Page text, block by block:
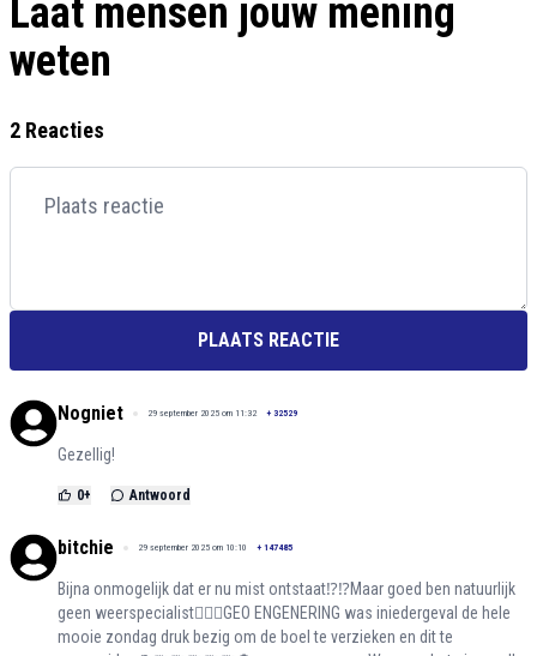
Laat mensen jouw mening
weten
2 Reacties
PLAATS REACTIE
Nogniet 29 september 2025 om 11:32 + 32529
Gezellig!
0+ Antwoord
bitchie 29 september 2025 om 10:10 + 147485
Bijna onmogelijk dat er nu mist ontstaat⁉️⁉️Maar goed ben natuurlijk
geen weerspecialist🤷🏻‍♀️GEO ENGENERING was iniedergeval de hele
mooie zondag druk bezig om de boel te verzieken en dit te